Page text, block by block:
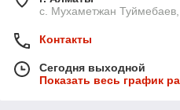
с. Мухаметжан
Контакты
Сегодня выходной
Показать весь график